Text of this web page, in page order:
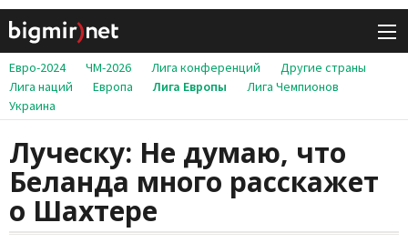
Евро-2024 ЧМ-2026 Лига конференций
Другие страны
Лига наций
Европа Лига Европы
Лига Чемпионов
Украина
Луческу: Не думаю, что
Беланда много расскажет
о Шахтере